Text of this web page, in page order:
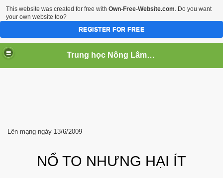
Trung học Nông Lâm Súc Cần Thơ
Lên mạng ngày 13/6/2009
NỔ TO NHƯNG HẠI ÍT
This website was created for free with Own-Free-Website.com. Do you want
your own website too?
REGISTER FOR FREE